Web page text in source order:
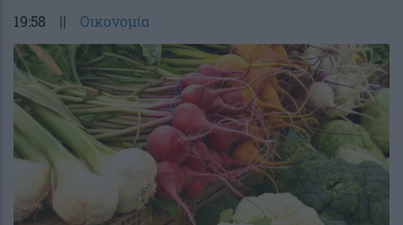
19:58 || Οικονομία